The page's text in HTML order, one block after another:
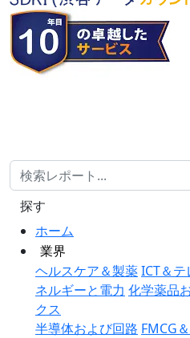
ホーム
業界
ヘルスケア＆製薬ICT＆テ
ネルギーと電力 化学薬品
クス
半導体および回路 FMCG
探す